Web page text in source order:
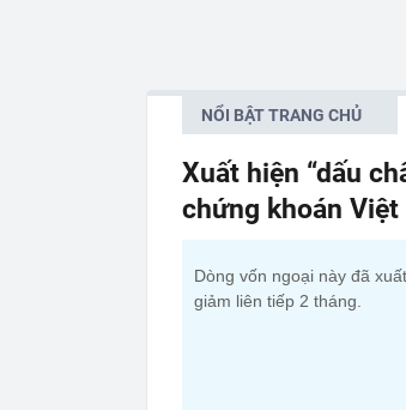
NỔI BẬT TRANG CHỦ
Xuất hiện “dấu
chứng khoán Việt
Dòng vốn ngoại này đã
giảm liên tiếp 2 tháng.